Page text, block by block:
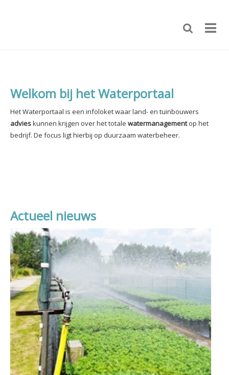
Welkom bij het Waterportaal
Het Waterportaal is een infoloket waar land- en tuinbouwers
advieskunnen krijgen over het totale watermanagementop het
bedrijf. De focus ligt hierbij op duurzaam waterbeheer.
Actueel nieuws